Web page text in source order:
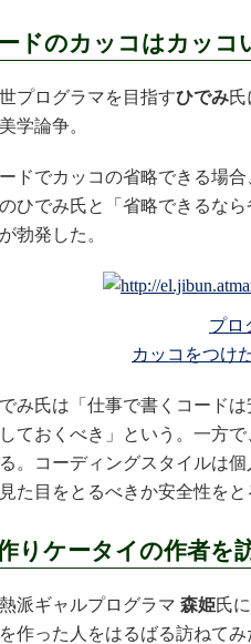
ドのカッコはカッコ
プログラマを目指すひでみ
学論争。
ドでカッコの省略できる場合
ひでみ氏と「省略できるな
勃発した。
プロ
カッコをつけ
み氏は「仕事で書くコードは
ておくべき」という。一方
。コーディングスタイルは
た目をとるべきか安全性をと
りケータイの作者を
派ギャルプログラマ 森姫氏
作った人をはるばる訪ねてみ